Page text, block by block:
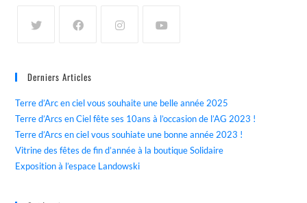
Derniers Articles
Terre d’Arc en ciel vous souhaite une belle année 2025
Terre d’Arcs en Ciel fête ses 10ans à l’occasion de l’AG 2023 !
Terre d’Arcs en ciel vous souhiate une bonne année 2023 !
Vitrine des fêtes de fin d’année à la boutique Solidaire
Exposition à l’espace Landowski